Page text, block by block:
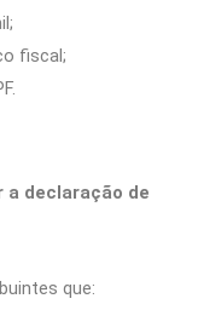
fiscal;
a declaração de
que: